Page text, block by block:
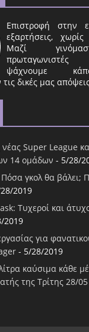
Επιστροφή στην
εξαρτήσεις, χωρίς
Μαζί
ψάχνουμε
δικές μας
Super League
14 ομάδων - 5/28/
γκολ θα βάλει;
2019
Τυχεροί και
2019
για
- 5/28/2019
καύσιμα κάθε
της Τρίτης 28/05